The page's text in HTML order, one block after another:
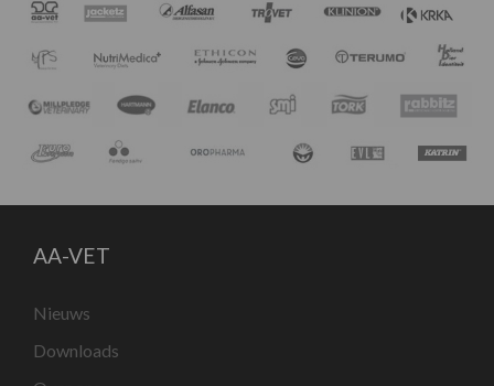
AA-VET
Nieuws
Downloads